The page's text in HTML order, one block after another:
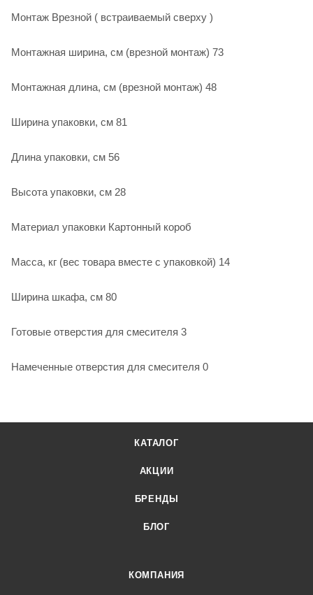
Монтаж Врезной ( встраиваемый сверху )
Монтажная ширина, см (врезной монтаж) 73
Монтажная длина, см (врезной монтаж) 48
Ширина упаковки, см 81
Длина упаковки, см 56
Высота упаковки, см 28
Материал упаковки Картонный короб
Масса, кг (вес товара вместе с упаковкой) 14
Ширина шкафа, см 80
Готовые отверстия для смесителя 3
Намеченные отверстия для смесителя 0
КАТАЛОГ
АКЦИИ
БРЕНДЫ
БЛОГ
КОМПАНИЯ